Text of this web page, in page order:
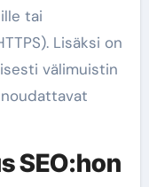
tai
Lisäksi on
välimuistin
SEO:hon